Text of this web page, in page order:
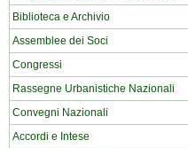
Biblioteca e Archivio
Assemblee dei Soci
Congressi
Rassegne Urbanistiche Nazionali
Convegni Nazionali
Accordi e Intese